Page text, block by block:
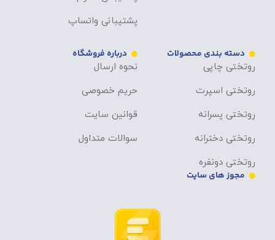
پشتیبانی واتساپ
دسته بندی محصولات
روتختی چاپی
روتختی اسپرت
روتختی پسرانه
روتختی دخترانه
روتختی دونفره
درباره فروشگاه
نحوه ارسال
حریم خصوصی
قوانین سایت
سوالات متداول
مجوز های سایت